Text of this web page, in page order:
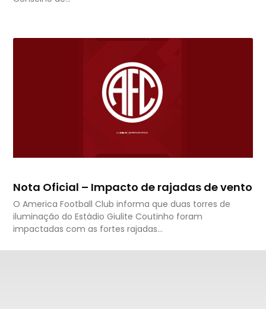
Nota Oficial – Impacto de rajadas de vento
O America Football Club informa que duas torres de
iluminação do Estádio Giulite Coutinho foram
impactadas com as fortes rajadas…